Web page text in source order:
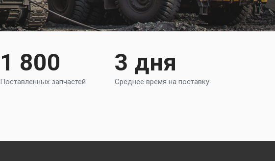
1 800
Поставленных запчастей
3 дня
Среднее время на поставку